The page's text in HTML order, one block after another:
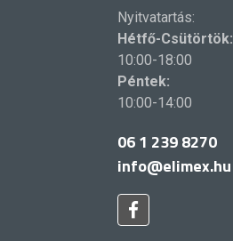
Nyitvatartás:
Hétfő-Csütörtök:
10:00-18:00
Péntek:
10:00-14:00
06 1 239 8270
info@elimex.hu